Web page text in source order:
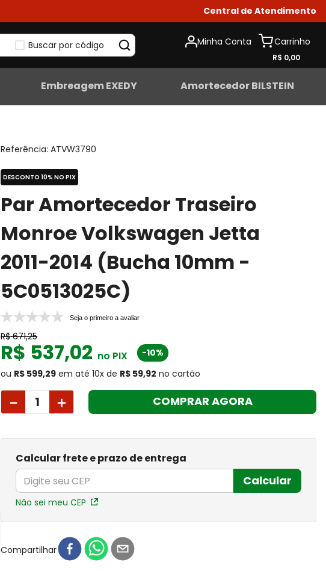
Central de Atendimento
Buscar por código Minha Conta
R$ 0,00
Embreagem EXEDY Amortecedor BILSTEIN
Referência:ATVW3790
DESCONTO 10% NO PIX
Par Amortecedor Traseiro
Monroe Volkswagen Jetta
2011-2014 (Bucha 10mm -
5C0513025C)
Seja o primeiro a avaliar
R$ 671,25
R$ 537,02 no PIX
-10%
ou R$ 599,29 em até 10x de R$ 59,92 no cartão
＋
－ COMPRAR AGORA
Calcular frete e prazo de entrega
Calcular
Não sei meu CEP
Compartilhar